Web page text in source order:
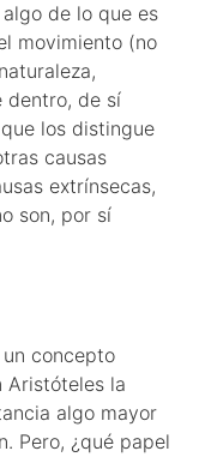
de lo que es
movimiento (no
dentro, de sí
los distingue
causas
extrínsecas,
son, por sí
concepto
Aristóteles la
algo mayor
Pero, ¿qué papel